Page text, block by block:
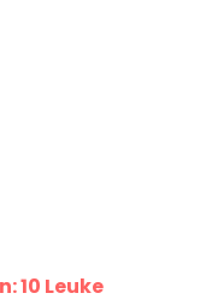
10 Leuke